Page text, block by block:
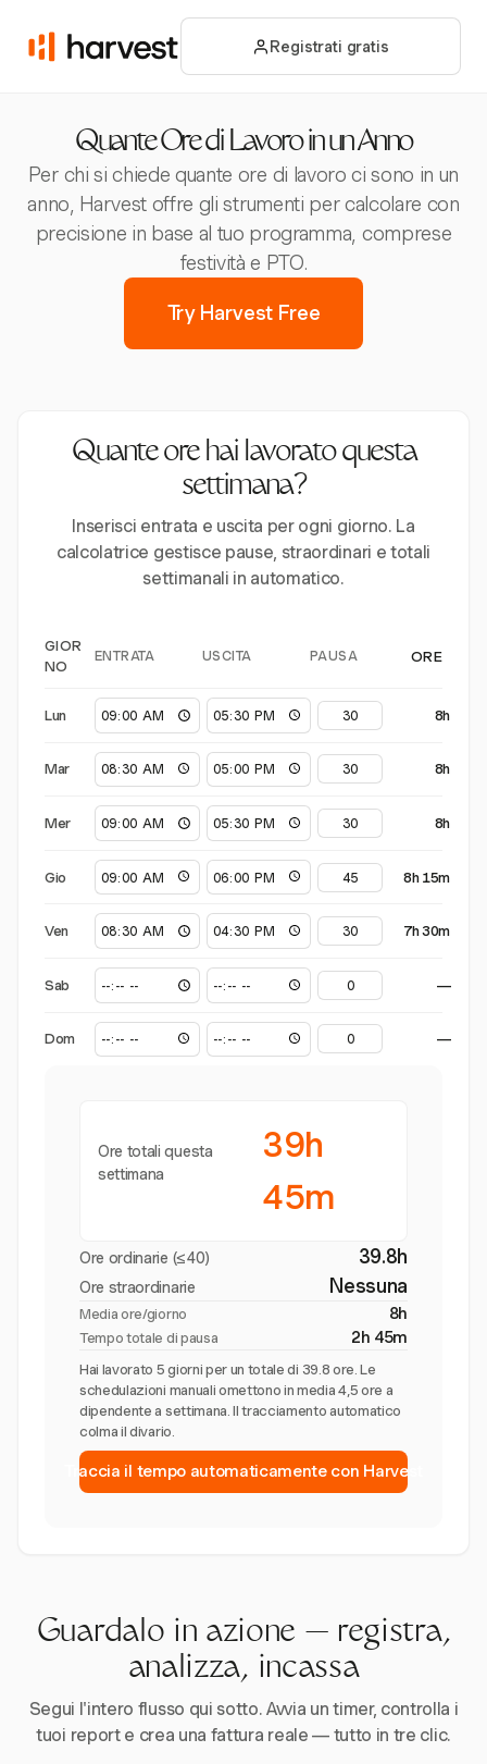
Registrati gratis
Quante Ore di Lavoro in un Anno
Per chi si chiede quante ore di lavoro ci sono in un
anno, Harvest offre gli strumenti per calcolare con
precisione in base al tuo programma, comprese
festività e PTO.
Try Harvest Free
Quante ore hai lavorato questa
settimana?
Inserisci entrata e uscita per ogni giorno. La
calcolatrice gestisce pause, straordinari e totali
settimanali in automatico.
GIOR
NO
ENTRATA USCITA PAUSA ORE
Lun 8h
Mar 8h
Mer 8h
Gio 8h 15m
Ven 7h 30m
Sab —
Dom —
Ore totali questa
settimana
39h
45m
Ore ordinarie (≤40) 39.8h
Ore straordinarie Nessuna
Media ore/giorno 8h
Tempo totale di pausa 2h 45m
Hai lavorato 5 giorni per un totale di 39.8 ore. Le
schedulazioni manuali omettono in media 4,5 ore a
dipendente a settimana. Il tracciamento automatico
colma il divario.
Traccia il tempo automaticamente con Harvest
Guardalo in azione — registra,
analizza, incassa
Segui l'intero flusso qui sotto. Avvia un timer, controlla i
tuoi report e crea una fattura reale — tutto in tre clic.